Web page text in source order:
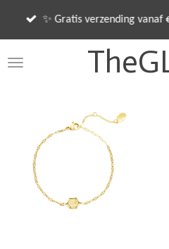
de
✨ Gratis verzending